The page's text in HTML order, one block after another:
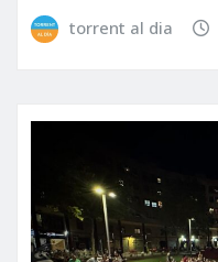
torrent al dia